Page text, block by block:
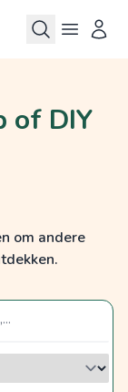
of DIY
om andere